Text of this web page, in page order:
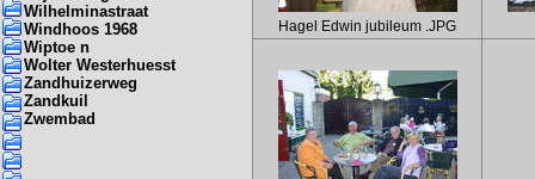
Wilhelminastraat
Windhoos 1968
Wiptoe n
Wolter Westerhuesst
Zandhuizerweg
Zandkuil
Zwembad
Hagel Edwin jubileum .JPG